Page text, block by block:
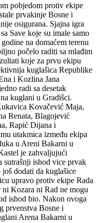
pobjedom protiv ekipe
prvakinje Bosne i
osigurana. Sjajna igra
Save koje su imale samo
na domaćem terenu
počelo raditi sa mlađim
koje za prvu ekipu
kuglašica Republike
i Kozlina Jana
radi sa desetak
kuglani u Gradišci.
Kovačević Maja,
Renata, Blagojević
Rapić Dijana i
utakmica između ekipa
u Areni Bakarni u
je zahvaljujući
sutrašnji ishod vice prvak
dodati da kuglašice
upravo protiv ekipe Rada
Kozara ni Rad ne mogu
ishod bio. Nakon ovoga
prvenstva Bosne i
Arena Bakarni u